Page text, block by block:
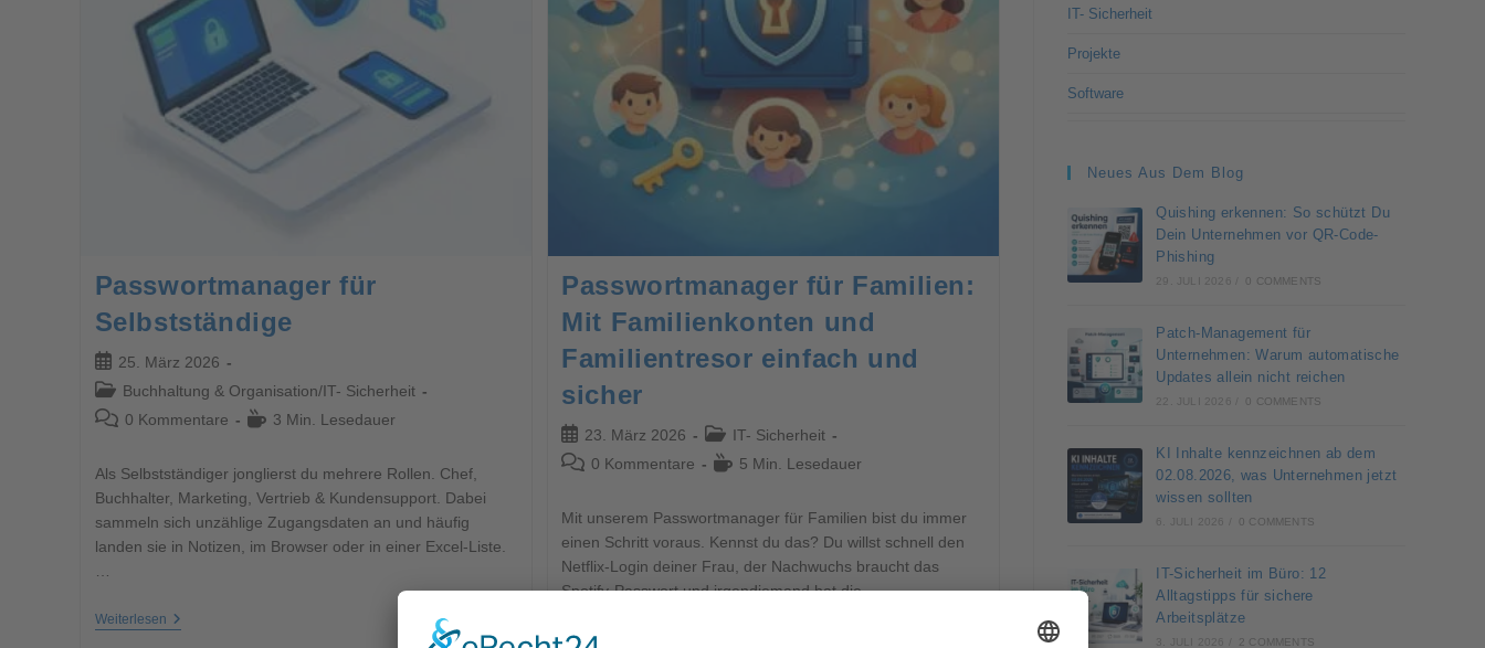
Passwortmanager für
Selbstständige
25. März 2026
Buchhaltung & Organisation/IT- Sicherheit
0 Kommentare
3 Min. Lesedauer
Als Selbstständiger jonglierst du mehrere Rollen. Chef,
Buchhalter, Marketing, Vertrieb & Kundensupport. Dabei
sammeln sich unzählige Zugangsdaten an und häufig
landen sie in Notizen, im Browser oder in einer Excel-Liste.
…
Weiterlesen
Passwortmanager für Familien:
Mit Familienkonten und
Familientresor einfach und
sicher
23. März 2026
IT- Sicherheit
0 Kommentare
5 Min. Lesedauer
Mit unserem Passwortmanager für Familien bist du immer
einen Schritt voraus. Kennst du das? Du willst schnell den
Netflix-Login deiner Frau, der Nachwuchs braucht das
Spotify-Passwort und irgendjemand hat die…
Weiterlesen
IT- Sicherheit
Projekte
Software
Neues Aus Dem Blog
Quishing erkennen: So schützt Du
Dein Unternehmen vor QR-Code-
Phishing
29. JULI 2026 0 COMMENTS
Patch-Management für
Unternehmen: Warum automatische
Updates allein nicht reichen
22. JULI 2026 0 COMMENTS
KI Inhalte kennzeichnen ab dem
02.08.2026, was Unternehmen jetzt
wissen sollten
6. JULI 2026 0 COMMENTS
IT-Sicherheit im Büro: 12
Alltagstipps für sichere
Arbeitsplätze
3. JULI 2026 2 COMMENTS